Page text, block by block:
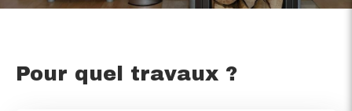
Pour quel travaux ?